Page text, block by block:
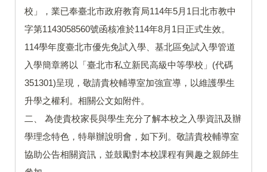
校」，業已奉臺北市政府教育局114年5月1日北市教中
字第1143058560號函核准於114年8月1日正式生效。
114學年度臺北市優先免試入學、基北區免試入學管道
入學簡章將以「臺北市私立新民高級中等學校」(代碼
351301)呈現，敬請貴校輔導室加強宣導，以維護學生
升學之權利。相關公文如附件。
二、 為使貴校家長與學生充分了解本校之入學資訊及辦
學理念特色，特舉辦說明會，如下列。敬請貴校輔導室
協助公告相關資訊，並鼓勵對本校課程有興趣之親師生